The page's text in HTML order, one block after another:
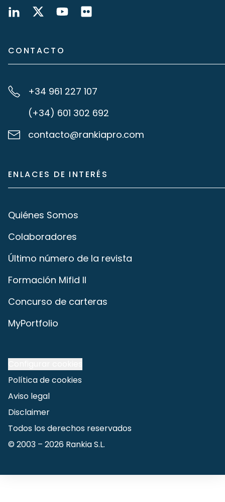
CONTACTO
+34 961 227 107
(+34) 601 302 692
contacto@rankiapro.com
ENLACES DE INTERÉS
Quiénes Somos
Colaboradores
Último número de la revista
Formación Mifid II
Concurso de carteras
MyPortfolio
Política de cookies
Aviso legal
Disclaimer
Todos los derechos reservados
© 2003 – 2026 Rankia S.L.